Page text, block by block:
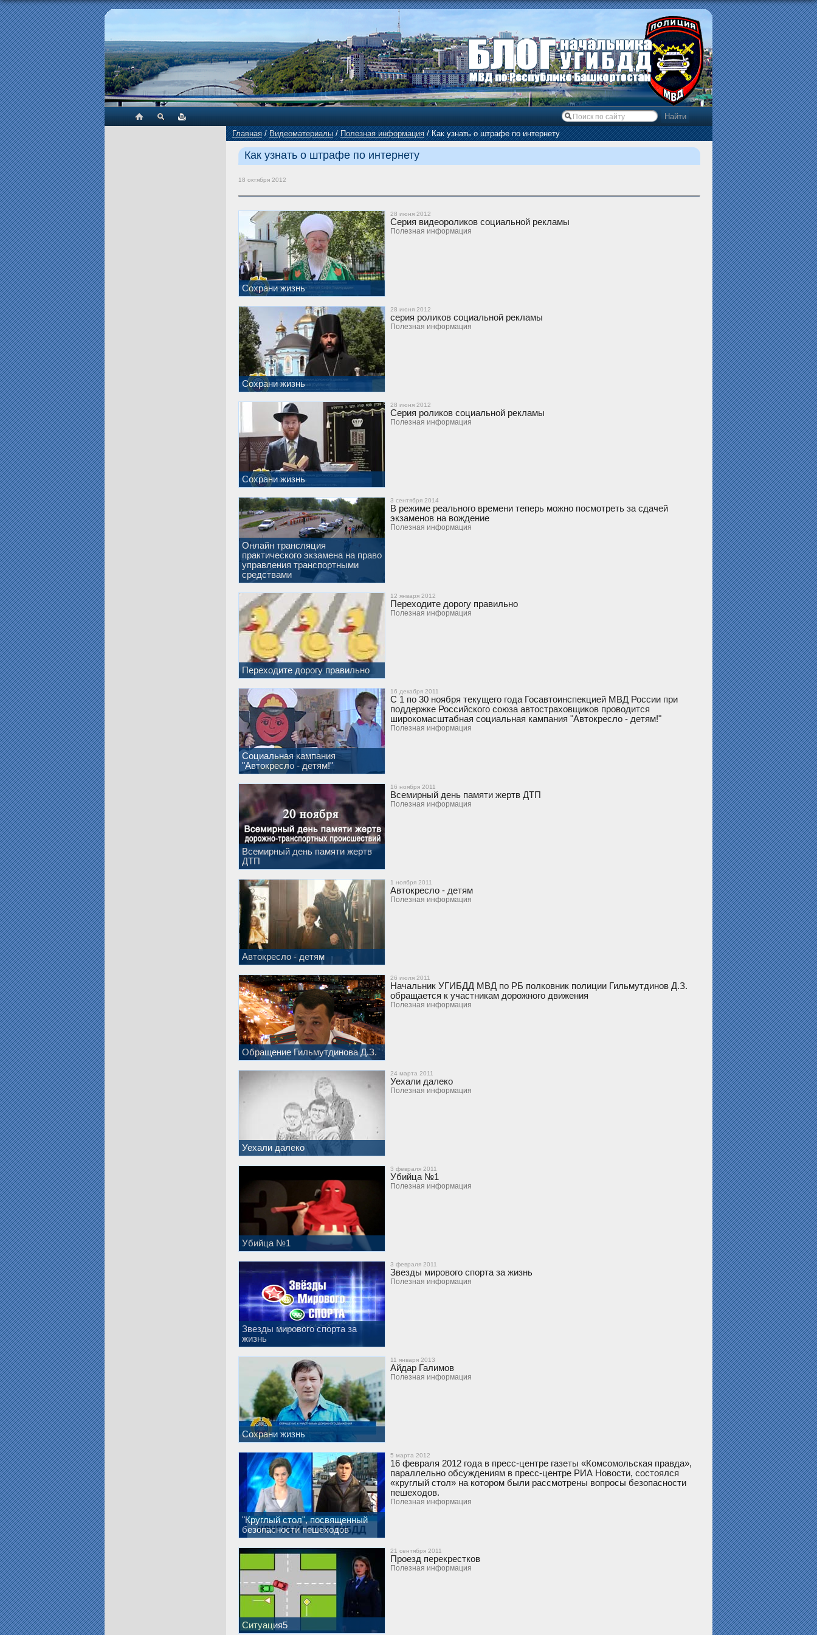
Главная/Видеоматериалы/Полезная информация/Как узнать о штрафе по интернету
Как узнать о штрафе по интернету
18 октября 2012
Сохрани жизнь
28 июня 2012
Серия видеороликов социальной рекламы
Полезная информация
Сохрани жизнь
28 июня 2012
серия роликов социальной рекламы
Полезная информация
Сохрани жизнь
28 июня 2012
Серия роликов социальной рекламы
Полезная информация
Онлайн трансляция
практического экзамена на право
управления транспортными
средствами
3 сентября 2014
В режиме реального времени теперь можно посмотреть за сдачей
экзаменов на вождение
Полезная информация
Переходите дорогу правильно
12 января 2012
Переходите дорогу правильно
Полезная информация
Социальная кампания
"Автокресло - детям!"
16 декабря 2011
С 1 по 30 ноября текущего года Госавтоинспекцией МВД России при
поддержке Российского союза автостраховщиков проводится
широкомасштабная социальная кампания "Автокресло - детям!"
Полезная информация
Всемирный день памяти жертв
ДТП
16 ноября 2011
Всемирный день памяти жертв ДТП
Полезная информация
Автокресло - детям
1 ноября 2011
Автокресло - детям
Полезная информация
Обращение Гильмутдинова Д.З.
26 июля 2011
Начальник УГИБДД МВД по РБ полковник полиции Гильмутдинов Д.З.
обращается к участникам дорожного движения
Полезная информация
Уехали далеко
24 марта 2011
Уехали далеко
Полезная информация
Убийца №1
3 февраля 2011
Убийца №1
Полезная информация
Звезды мирового спорта за
жизнь
3 февраля 2011
Звезды мирового спорта за жизнь
Полезная информация
Сохрани жизнь
11 января 2013
Айдар Галимов
Полезная информация
"Круглый стол", посвященный
безопасности пешеходов
5 марта 2012
16 февраля 2012 года в пресс-центре газеты «Комсомольская правда»,
параллельно обсуждениям в пресс-центре РИА Новости, состоялся
«круглый стол» на котором были рассмотрены вопросы безопасности
пешеходов.
Полезная информация
Ситуация5
21 сентября 2011
Проезд перекрестков
Полезная информация